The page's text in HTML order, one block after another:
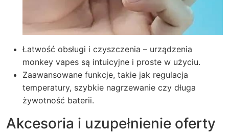
Łatwość obsługi i czyszczenia – urządzenia
monkey vapes są intuicyjne i proste w użyciu.
Zaawansowane funkcje, takie jak regulacja
temperatury, szybkie nagrzewanie czy długa
żywotność baterii.
Akcesoria i uzupełnienie oferty